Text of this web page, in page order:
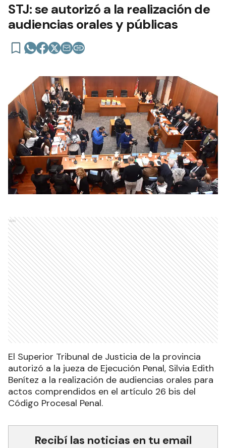
STJ: se autorizó a la realización de
audiencias orales y públicas
Ads
El Superior Tribunal de Justicia de la provincia
autorizó a la jueza de Ejecución Penal, Silvia Edith
Benítez a la realización de audiencias orales para
actos comprendidos en el artículo 26 bis del
Código Procesal Penal.
Recibí las noticias en tu email